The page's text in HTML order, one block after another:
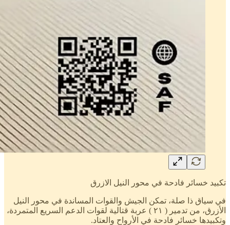
تكبيد خسائر فادحة في محور النيل الازرق
في سياق ذا صلة، تمكن الجيش والقوات المساندة في محور النيل
الأزرق، من تدمير ( ٢١ ) عربة قتالية لقوات الدعم السريع المتمردة،
وتكبيدها خسائر فادحة في الأرواح والعتاد.